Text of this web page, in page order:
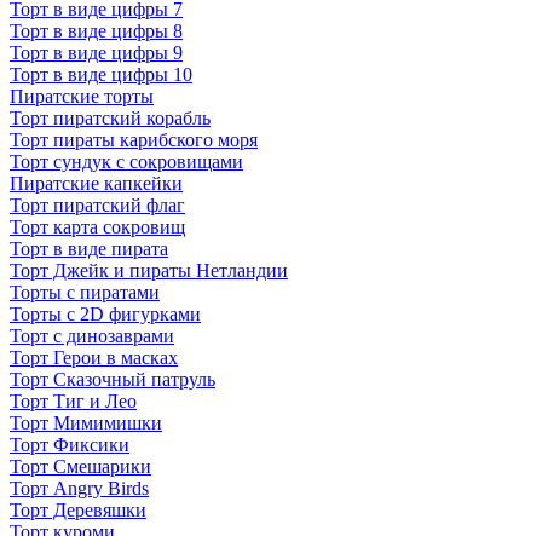
Торт в виде цифры 7
Торт в виде цифры 8
Торт в виде цифры 9
Торт в виде цифры 10
Пиратские торты
Торт пиратский корабль
Торт пираты карибского моря
Торт сундук с сокровищами
Пиратские капкейки
Торт пиратский флаг
Торт карта сокровищ
Торт в виде пирата
Торт Джейк и пираты Нетландии
Торты с пиратами
Торты с 2D фигурками
Торт с динозаврами
Торт Герои в масках
Торт Сказочный патруль
Торт Тиг и Лео
Торт Мимимишки
Торт Фиксики
Торт Смешарики
Торт Angry Birds
Торт Деревяшки
Торт куроми